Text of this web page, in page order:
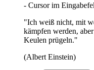
- Cursor im
"Ich weiß nicht, mit
kämpfen werden,
Keulen prügeln."
(Albert Einstein)